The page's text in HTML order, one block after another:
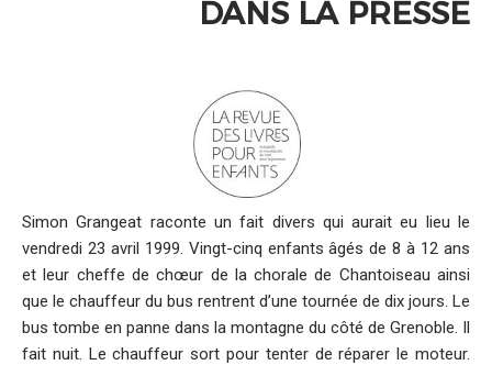
DANS LA PRESSE
Simon Grangeat raconte un fait divers qui aurait eu lieu le
vendredi 23 avril 1999. Vingt-cinq enfants âgés de 8 à 12 ans
et leur cheffe de chœur de la chorale de Chantoiseau ainsi
que le chauffeur du bus rentrent d’une tournée de dix jours. Le
bus tombe en panne dans la montagne du côté de Grenoble. Il
fait nuit. Le chauffeur sort pour tenter de réparer le moteur.